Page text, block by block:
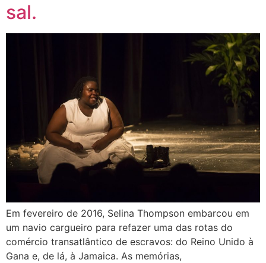
sal.
Em fevereiro de 2016, Selina Thompson embarcou em
um navio cargueiro para refazer uma das rotas do
comércio transatlântico de escravos: do Reino Unido à
Gana e, de lá, à Jamaica. As memórias,